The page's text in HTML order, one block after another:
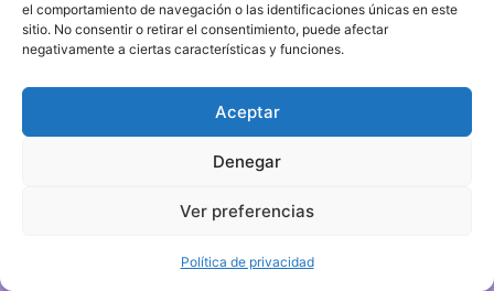
el comportamiento de navegación o las identificaciones únicas en este
sitio. No consentir o retirar el consentimiento, puede afectar
negativamente a ciertas características y funciones.
Aceptar
Denegar
Ver preferencias
Política de privacidad